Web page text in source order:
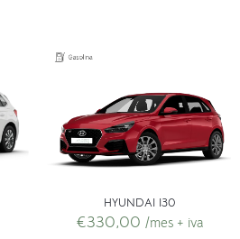
HYUNDAI I30
€330,00 /mes + iva